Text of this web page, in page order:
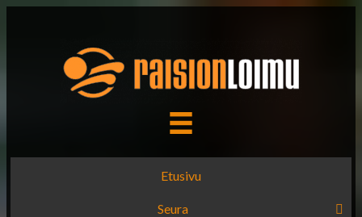
Etusivu
Seura